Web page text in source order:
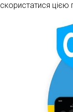
скористатися